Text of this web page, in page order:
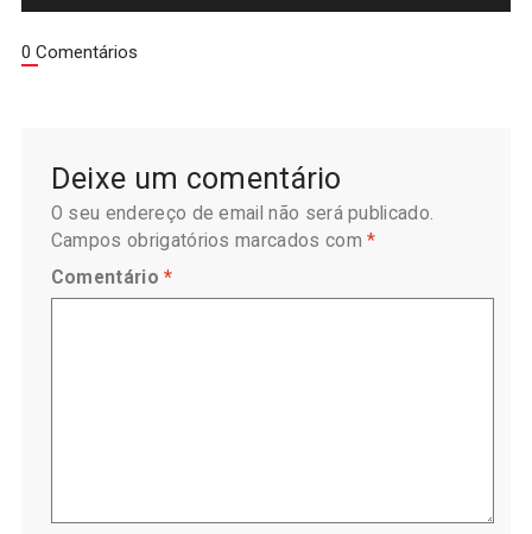
0 Comentários
Deixe um comentário
O seu endereço de email não será publicado.
Campos obrigatórios marcados com*
Comentário*